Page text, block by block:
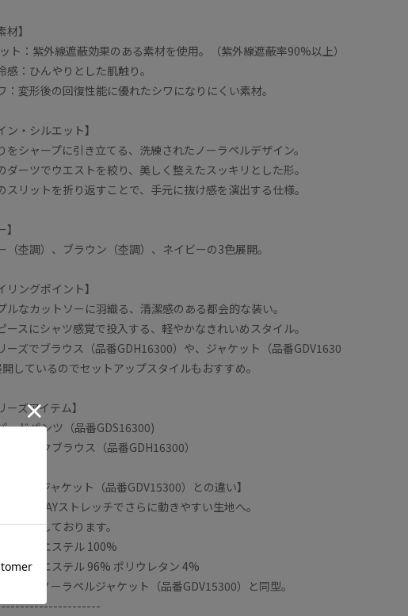
材】
ト：紫外線遮蔽効果のある素材を使用。（紫外線遮蔽率90%以上）
感：ひんやりとした肌触り。
：変形後の回復性能に優れたシワになりにくい素材。
ン・シルエット】
をシャープに引き立てる、洗練されたノーラペルデザイン。
ダーツでウエストを絞り、美しく整えたスッキリとした形。
スリットを折り返すことで、手元に抜け感を演出する仕様。
】
（杢調）、ブラウン（杢調）、ネイビーの3色展開。
リングポイント】
ルなカットソーに羽織る、清潔感のある都会的な装い。
ースにシャツ感覚で投入する、軽やかなきれいめスタイル。
ーズでブラウス（品番GDH16300）や、ジャケット（品番GDV1630
しているのでセットアップスタイルもおすすめ。
ーズアイテム】
ードパンツ（品番GDS16300)
アネックブラウス（品番GDH16300）
ズンのジャケット（品番GDV15300）との違い】
更→2WAYストレッチでさらに動きやすい生地へ。
部変更しております。
ポリエステル 100%
ポリエステル 96% ポリウレタン 4%
ズンのノーラペルジャケット（品番GDV15300）と同型。